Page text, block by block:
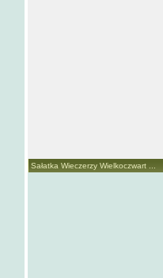
Sałatka Wieczerzy Wielkoczwart ...